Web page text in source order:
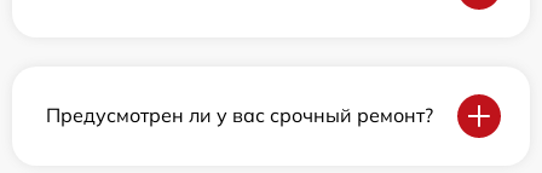
Предусмотрен ли у вас срочный ремонт?